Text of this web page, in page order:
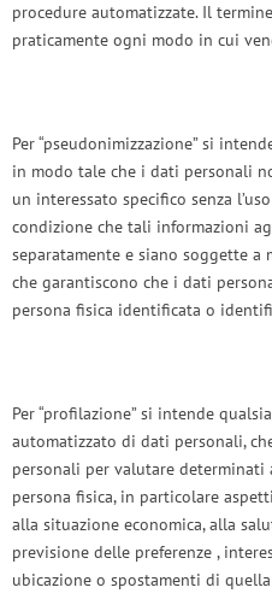
procedure automatizzate. Il
praticamente ogni modo in cui
Per “pseudonimizzazione” si
in modo tale che i dati personali
un interessato specifico senza
condizione che tali informazioni
separatamente e siano soggette a
che garantiscono che i dati
persona fisica identificata o
Per “profilazione” si intende
automatizzato di dati personali,
personali per valutare
persona fisica, in particolare
alla situazione economica, alla
previsione delle preferenze ,
ubicazione o spostamenti di